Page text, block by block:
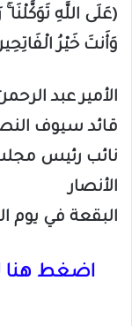
(عَلَى اللَّهِ تَوَكَّلْنَا
وَأَنتَ خَيْرُ
الأمير عبد
قائد سيوف
نائب رئيس
الأنصار
البقعة في يوم الجمعة ١٥
اضغط هنا